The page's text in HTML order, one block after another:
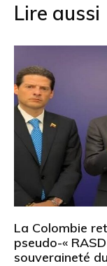
Lire aussi
La Colombie
pseudo-«
souveraineté